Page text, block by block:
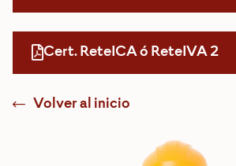
Cert. ReteICA ó ReteIVA 2
Volver al inicio